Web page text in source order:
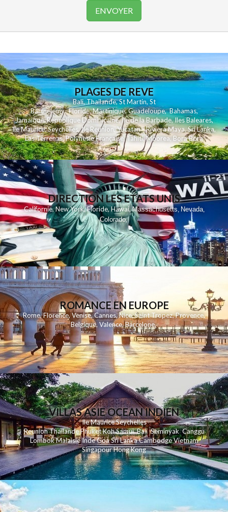
PLAGES DE REVE
Bali,Thailande,St Martin,St
Barthelemy,Floride,Martinique,Guadeloupe,Bahamas,
Jamaique,Republique Dominicaine,Ile de la Barbade,Iles Baleares,
Ile Maurice,Seychelles,Ile Reunion,Yucatan - Riviera Maya,Sri Lanka,
Las Terrenas,Polynesie Française,Tahiti,Moorea, Bora Bora
DIRECTION LES ETATS UNIS
Californie,New York,Floride,Hawai,Massachusetts, Nevada,
Colorado,
ROMANCE EN EUROPE
Rome,Florence,Venise,Cannes,Nice,Saint Tropez,Provence,
Belgique,Valence,Barcelone,
VILLAS ASIE OCEAN INDIEN
Ile MauriceSeychelles
ReunionThailandePhuketKohSamui Bali SeminyakCanggu
LombokMalaisieIndeGoaSri LankaCambodgeVietnam
SingapourHong Kong